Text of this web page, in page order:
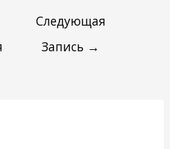
Следующая
Запись →